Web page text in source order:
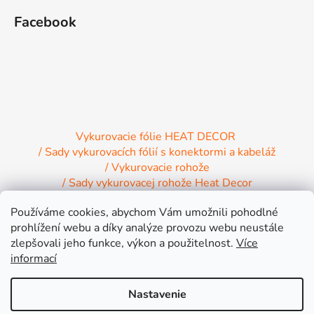
Používáme cookies, abychom Vám umožnili pohodlné
prohlížení webu a díky analýze provozu webu neustále
zlepšovali jeho funkce, výkon a použitelnost. Více
informací
Nastavenie
Facebook
Vykurovacie fólie HEAT DECOR
/ Sady vykurovacích fólií s konektormi a kabeláž
/ Vykurovacie rohože
/ Sady vykurovacej rohože Heat Decor
/ Inštalačný materiál / Vykurovacie Infrapanely
/ Relaxačné lehátko NIRE s Infra ohrevom